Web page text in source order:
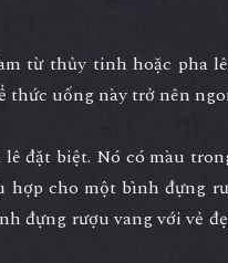
từ thủy tinh hoặc pha
uống này trở nên
lê đặt biệt. Nó có màu
cho một bình đựng
đựng rượu vang với vẻ